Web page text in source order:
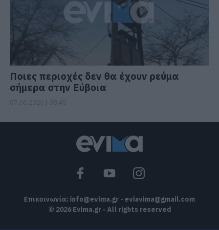
Ποιες περιοχές δεν θα έχουν ρεύμα
σήμερα στην Εύβοια
Επικοινωνία: info@evima.gr - eviavima@gmail.com
© 2026 Evima.gr - All rights reserved